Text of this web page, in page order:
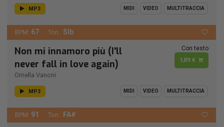
MP3 MIDI VIDEO MULTITRACCIA
BPM: 67 Ton.: SIb
Non mi innamoro più (I'll
never fall in love again)
Ornella Vanoni
Con testo
1,89 €
MP3 MIDI VIDEO MULTITRACCIA
BPM: 91 Ton.: FA#